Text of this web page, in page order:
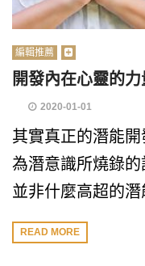
編輯推薦
開發內在心靈的力
2020-01-01
其實真正的潛能
為潛意識所燒錄的
並非什麼高超的潛
READ MORE